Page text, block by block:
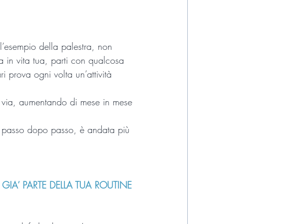
della palestra, non
in vita tua, parti con qualcosa
prova ogni volta un’attività
aumentando di mese in mese
dopo passo, è andata più
PARTE DELLA TUA ROUTINE